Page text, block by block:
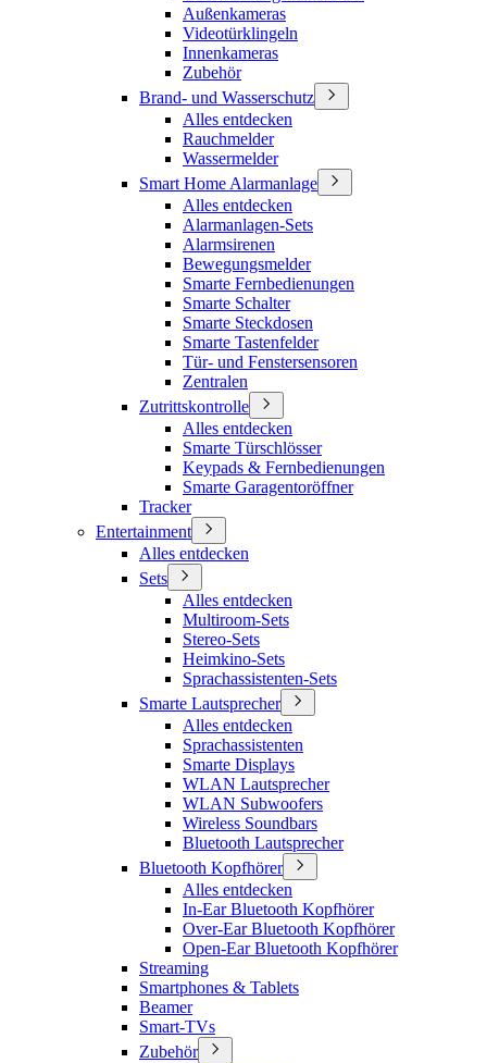
Außenkameras
Videotürklingeln
Innenkameras
Zubehör
Brand- und Wasserschutz
Alles entdecken
Rauchmelder
Wassermelder
Smart Home Alarmanlage
Alles entdecken
Alarmanlagen-Sets
Alarmsirenen
Bewegungsmelder
Smarte Fernbedienungen
Smarte Schalter
Smarte Steckdosen
Smarte Tastenfelder
Tür- und Fenstersensoren
Zentralen
Zutrittskontrolle
Alles entdecken
Smarte Türschlösser
Keypads & Fernbedienungen
Smarte Garagentoröffner
Tracker
Entertainment
Alles entdecken
Sets
Alles entdecken
Multiroom-Sets
Stereo-Sets
Heimkino-Sets
Sprachassistenten-Sets
Smarte Lautsprecher
Alles entdecken
Sprachassistenten
Smarte Displays
WLAN Lautsprecher
WLAN Subwoofers
Wireless Soundbars
Bluetooth Lautsprecher
Bluetooth Kopfhörer
Alles entdecken
In-Ear Bluetooth Kopfhörer
Over-Ear Bluetooth Kopfhörer
Open-Ear Bluetooth Kopfhörer
Streaming
Smartphones & Tablets
Beamer
Smart-TVs
Zubehör